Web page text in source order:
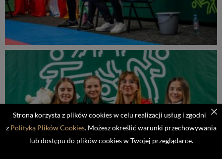
Strona korzysta z plików cookies w celu realizacji usług i zgodnie
z Polityką Plików Cookies. Możesz określić warunki przechowywania
lub dostępu do plików cookies w Twojej przeglądarce.